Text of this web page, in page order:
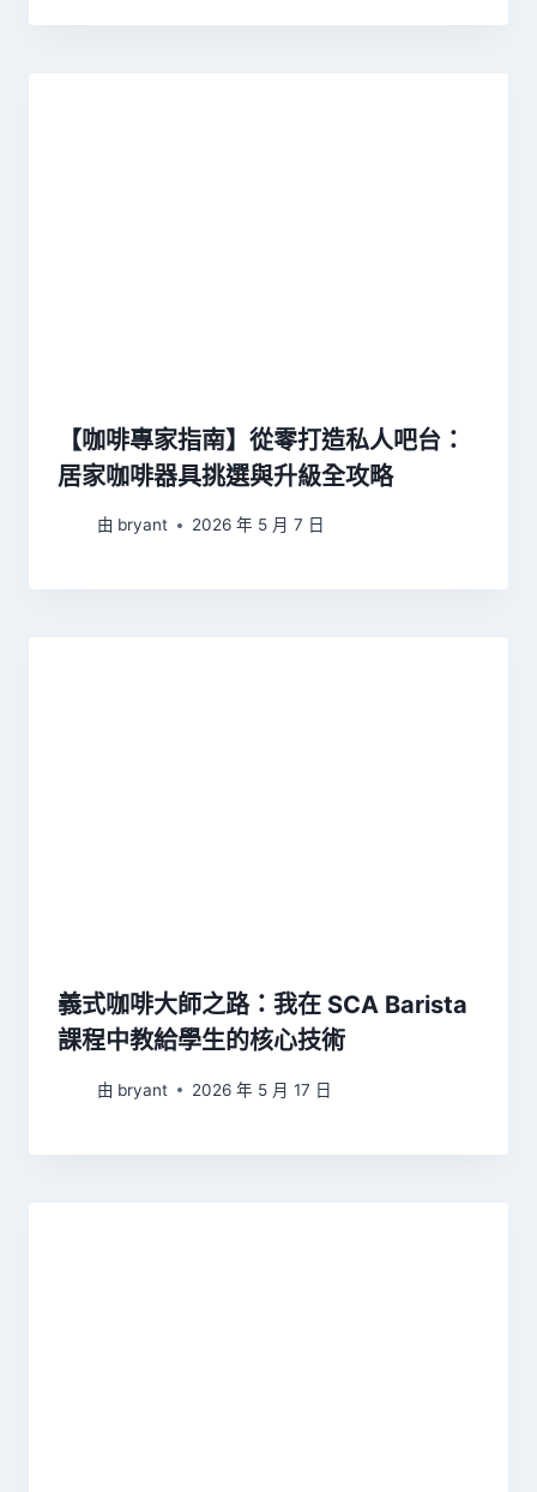
【咖啡專家指南】從零打造私人吧台：
居家咖啡器具挑選與升級全攻略
由 bryant 2026 年 5 月 7 日
義式咖啡大師之路：我在 SCA Barista
課程中教給學生的核心技術
由 bryant 2026 年 5 月 17 日